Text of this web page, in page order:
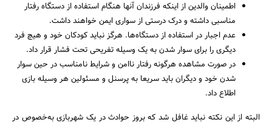
اطمینان والدین از اینکه فرزندان آنها هنگام استفاده از دستگاه رفتار
مناسبی داشته و درک درستی از سواری ایمن خواهند داشت.
عدم اجبار در استفاده از دستگاه‌ها. هرگز نباید کودکان خود و هیچ فرد
دیگری را برای سوار شدن به یک وسیله تفریحی تحت فشار قرار داد.
در صورت مشاهده هرگونه رفتار ناامن و شرایط نامناسب در حین سوار
شدن خود و دیگران باید سریعا به پرسنل و مسئولین هر وسیله بازی
اطلاع داد.
البته از این نکته نباید غافل شد که بروز حوادث در یک شهربازی به‌خصوص در